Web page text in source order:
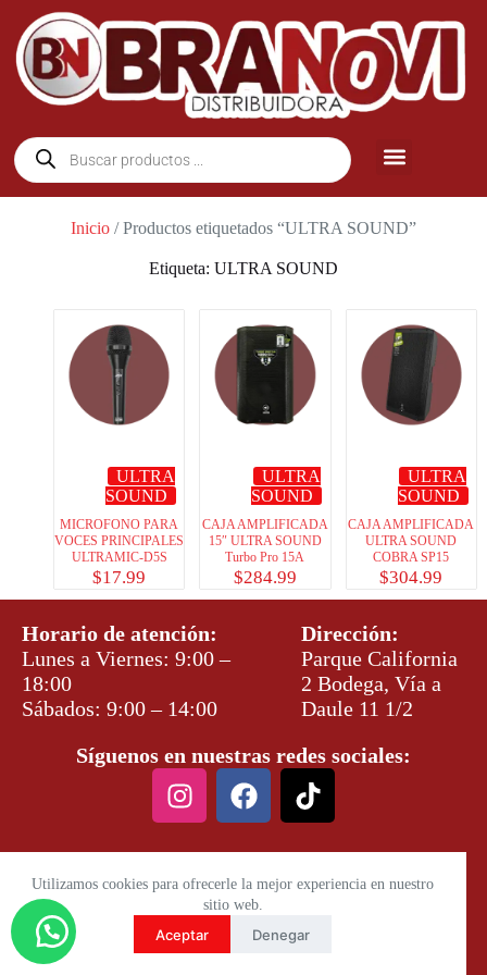
Utilizamos cookies para ofrecerle la mejor experiencia en nuestro
sitio web.
Aceptar Denegar
Inicio / Productos etiquetados “ULTRA SOUND”
Etiqueta: ULTRA SOUND
ULTRA
SOUND
MICROFONO PARA
VOCES PRINCIPALES
ULTRAMIC-D5S
$17.99
ULTRA
SOUND
CAJA AMPLIFICADA
15″ ULTRA SOUND
Turbo Pro 15A
$284.99
ULTRA
SOUND
CAJA AMPLIFICADA
ULTRA SOUND
COBRA SP15
$304.99
Horario de atención:
Lunes a Viernes: 9:00 –
18:00
Sábados: 9:00 – 14:00
Dirección:
Parque California
2 Bodega, Vía a
Daule 11 1/2
Síguenos en nuestras redes sociales: